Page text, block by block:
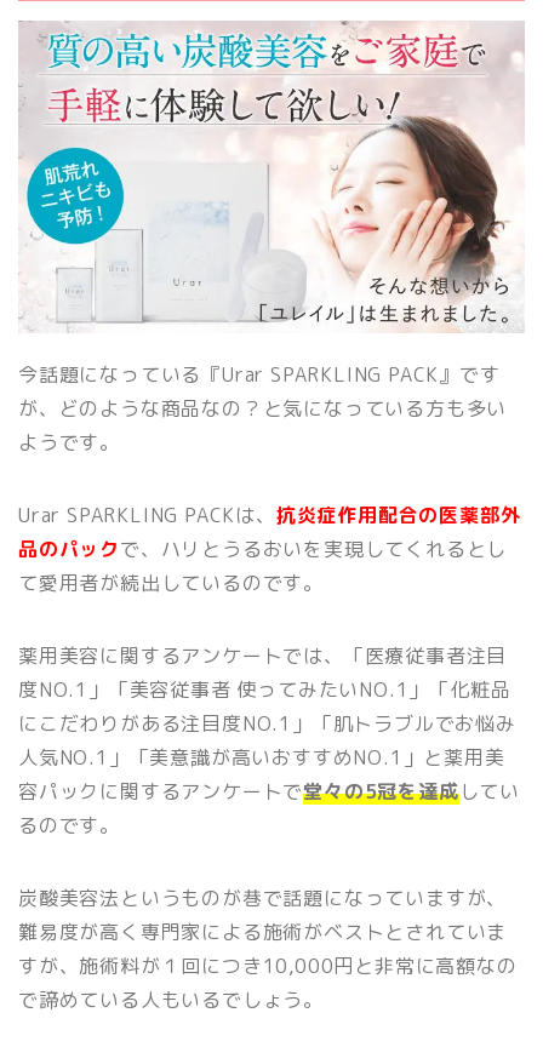
今話題になっている『Urar SPARKLING PACK』です
が、どのような商品なの？と気になっている方も多い
ようです。
Urar SPARKLING PACKは、 抗炎症作用配合の医薬部外
品のパックで、ハリとうるおいを実現してくれるとし
て愛用者が続出しているのです。
薬用美容に関するアンケートでは、「医療従事者注目
度NO.1」「美容従事者 使ってみたいNO.1」「化粧品
にこだわりがある注目度NO.1」「肌トラブルでお悩み
人気NO.1」「美意識が高いおすすめNO.1」と薬用美
容パックに関するアンケートで堂々の5冠を達成してい
るのです。
炭酸美容法というものが巷で話題になっていますが、
難易度が高く専門家による施術がベストとされていま
すが、施術料が１回につき10,000円と非常に高額なの
で諦めている人もいるでしょう。